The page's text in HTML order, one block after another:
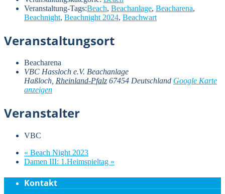
Veranstaltung-Tags:Beach, Beachanlage, Beacharena,
Beachnight, Beachnight 2024, Beachwart
Veranstaltungsort
Beacharena
VBC Hassloch e.V. Beachanlage
Haßloch, Rheinland-Pfalz 67454 Deutschland Google Karte
anzeigen
Veranstalter
VBC
« Beach Night 2023
Damen III: 1.Heimspieltag »
Kontakt